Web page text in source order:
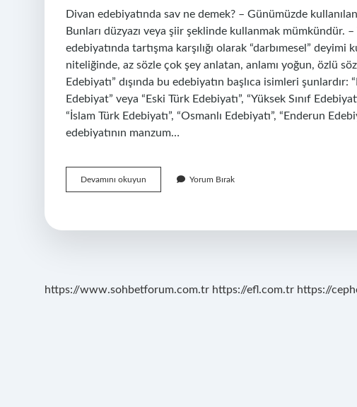
Divan edebiyatında sav ne demek? – Günümüzde
Bunları düzyazı veya şiir şeklinde kullanmak mümkündür.
edebiyatında tartışma karşılığı olarak “darbımesel”
niteliğinde, az sözle çok şey anlatan, anlamı yoğun, özlü
Edebiyatı” dışında bu edebiyatın başlıca isimleri
Edebiyat” veya “Eski Türk Edebiyatı”, “Yüksek Sınıf
“İslam Türk Edebiyatı”, “Osmanlı Edebiyatı”, “Enderun
edebiyatının manzum…
Devamını okuyun
Divan
Ad
Yorum Bırak
https://www.sohbetforum.com.tr https://efl.com.tr https://